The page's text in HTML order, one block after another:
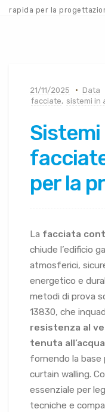
rapida per la
21/11/2025 Data
facciate, sistemi in
Sistemi
per la
La facciata
chiude l’edificio
atmosferici,
energetico e
metodi di prova
13830, che
resistenza al
tenuta all’acqua
fornendo la base
curtain walling.
essenziale per
tecniche e